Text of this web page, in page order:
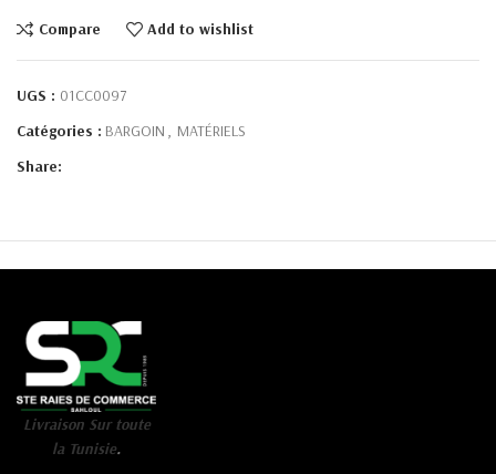
Compare Add to wishlist
UGS : 01CC0097
Catégories : BARGOIN , MATÉRIELS
Share:
Livraison Sur toute
la Tunisie.